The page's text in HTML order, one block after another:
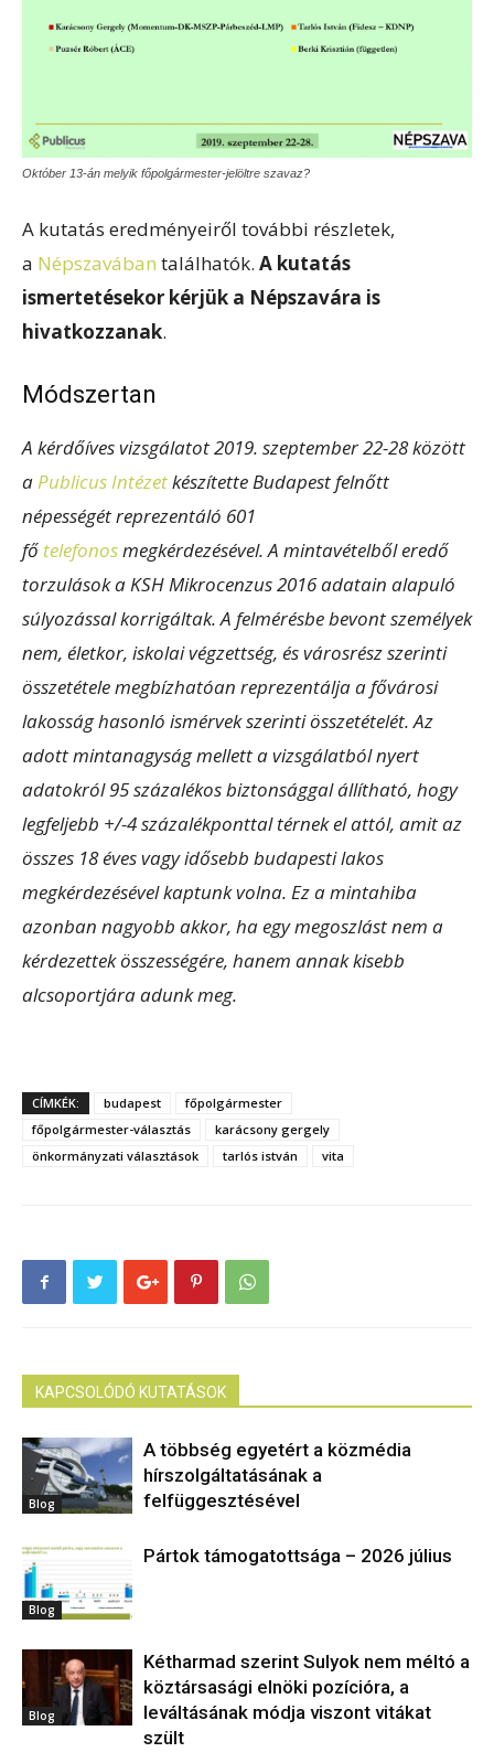
Október 13-án melyik főpolgármester-jelöltre szavaz?
A kutatás eredményeiről további részletek,
a Népszavában találhatók. A kutatás
ismertetésekor kérjük a Népszavára is
hivatkozzanak.
Módszertan
A kérdőíves vizsgálatot 2019. szeptember 22-28 között
aPublicus Intézetkészítette Budapest felnőtt
népességét reprezentáló 601
fő telefonosmegkérdezésével. A mintavételből eredő
torzulások a KSH Mikrocenzus 2016 adatain alapuló
súlyozással korrigáltak. A felmérésbe bevont személyek
nem, életkor, iskolai végzettség, és városrész szerinti
összetétele megbízhatóan reprezentálja a fővárosi
lakosság hasonló ismérvek szerinti összetételét. Az
adott mintanagyság mellett a vizsgálatból nyert
adatokról 95 százalékos biztonsággal állítható, hogy
legfeljebb +/-4 százalékponttal térnek el attól, amit az
összes 18 éves vagy idősebb budapesti lakos
megkérdezésével kaptunk volna. Ez a mintahiba
azonban nagyobb akkor, ha egy megoszlást nem a
kérdezettek összességére, hanem annak kisebb
alcsoportjára adunk meg.
CÍMKÉK: budapest
főpolgármester
főpolgármester-választás
karácsony gergely
önkormányzati választások
tarlós istván vita
KAPCSOLÓDÓ KUTATÁSOK
Blog
A többség egyetért a közmédia
hírszolgáltatásának a
felfüggesztésével
Blog
Pártok támogatottsága – 2026 július
Blog
Kétharmad szerint Sulyok nem méltó a
köztársasági elnöki pozícióra, a
leváltásának módja viszont vitákat
szült